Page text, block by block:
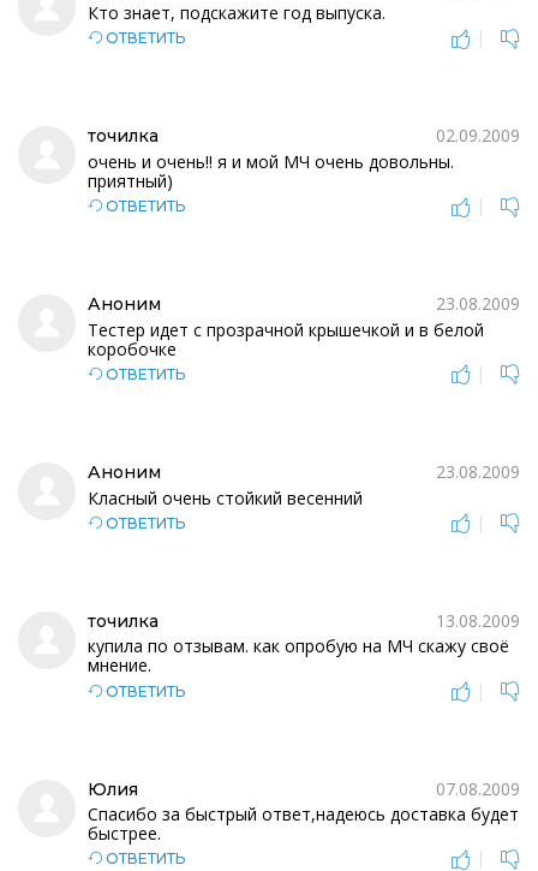
Кто знает, подскажите год выпуска.
ОТВЕТИТЬ |
точилка
02.09.2009
очень и очень!! я и мой МЧ очень довольны.
приятный)
ОТВЕТИТЬ |
Аноним
23.08.2009
Тестер идет с прозрачной крышечкой и в белой
коробочке
ОТВЕТИТЬ |
Аноним
23.08.2009
Класный очень стойкий весенний
ОТВЕТИТЬ |
точилка
13.08.2009
купила по отзывам. как опробую на МЧ скажу своё
мнение.
ОТВЕТИТЬ |
Юлия
07.08.2009
Спасибо за быстрый ответ,надеюсь доставка будет
быстрее.
ОТВЕТИТЬ |